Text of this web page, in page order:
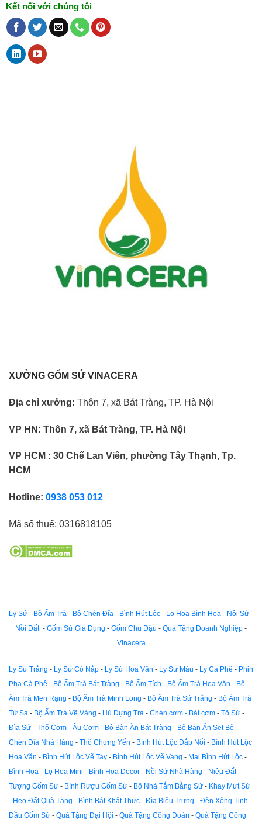
Kết nối với chúng tôi
XƯỞNG GỐM SỨ VINACERA
Địa chỉ xưởng: Thôn 7, xã Bát Tràng, TP. Hà Nội
VP HN: Thôn 7, xã Bát Tràng, TP. Hà Nội
VP HCM : 30 Chế Lan Viên, phường Tây Thạnh, Tp.
HCM
Hotline: 0938 053 012
Mã số thuế: 0316818105
Ly Sứ - Bộ Ấm Trà - Bộ Chén Đĩa - Bình Hút Lộc - Lọ Hoa Bình Hoa - Nồi Sứ -
Nồi Đất - Gốm Sứ Gia Dụng - Gốm Chu Đậu - Quà Tặng Doanh Nghiệp -
Vinacera
Ly Sứ Trắng - Ly Sứ Có Nắp - Ly Sứ Hoa Văn - Ly Sứ Màu - Ly Cà Phê - Phin
Pha Cà Phê - Bộ Ấm Trà Bát Tràng - Bộ Ấm Tích - Bộ Ấm Trà Hoa Văn - Bộ
Ấm Trà Men Rạng - Bộ Ấm Trà Minh Long - Bộ Ấm Trà Sứ Trắng - Bộ Ấm Trà
Tử Sa - Bộ Ấm Trà Vẽ Vàng - Hủ Đựng Trà - Chén cơm - Bát cơm - Tô Sứ -
Đĩa Sứ - Thố Cơm - Âu Cơm - Bộ Bàn Ăn Bát Tràng - Bộ Bàn Ăn Set Bộ -
Chén Đĩa Nhà Hàng - Thố Chưng Yến - Bình Hút Lộc Đắp Nổi - Bình Hút Lộc
Hoa Văn - Bình Hút Lộc Vẽ Tay - Bình Hút Lộc Vẽ Vang - Mai Bình Hút Lộc -
Bình Hoa - Lọ Hoa Mini - Bình Hoa Decor - Nồi Sứ Nhà Hàng - Niêu Đất-
Tượng Gốm Sứ - Bình Rượu Gốm Sứ - Bộ Nhà Tắm Bằng Sứ - Khay Mứt Sứ
- Heo Đất Quà Tặng - Bình Bát Khất Thực - Đĩa Biểu Trưng - Đèn Xông Tinh
Dầu Gốm Sứ - Quà Tặng Đại Hội - Quà Tặng Công Đoàn - Quà Tặng Công